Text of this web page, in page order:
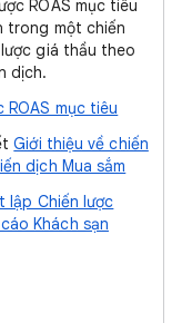
ROAS mục tiêu
trong một chiến
giá thầu theo
dịch.
ROAS mục tiêu
Giới thiệu về chiến
dịch Mua sắm
lập Chiến lược
Khách sạn